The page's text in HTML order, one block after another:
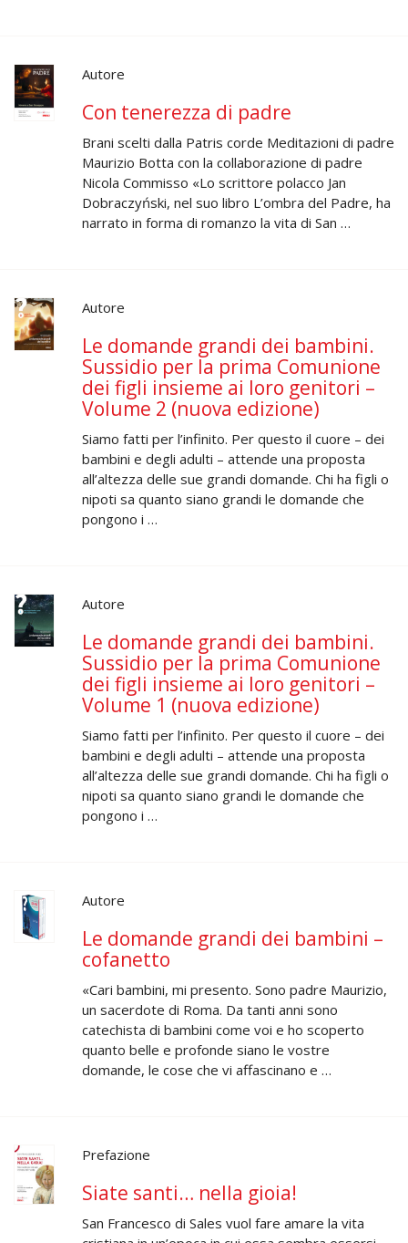
Autore
Con tenerezza di padre
Brani scelti dalla Patris corde Meditazioni di padre
Maurizio Botta con la collaborazione di padre
Nicola Commisso «Lo scrittore polacco Jan
Dobraczyński, nel suo libro L’ombra del Padre, ha
narrato in forma di romanzo la vita di San …
Autore
Le domande grandi dei bambini.
Sussidio per la prima Comunione
dei figli insieme ai loro genitori –
Volume 2 (nuova edizione)
Siamo fatti per l’infinito. Per questo il cuore – dei
bambini e degli adulti – attende una proposta
all’altezza delle sue grandi domande. Chi ha figli o
nipoti sa quanto siano grandi le domande che
pongono i …
Autore
Le domande grandi dei bambini.
Sussidio per la prima Comunione
dei figli insieme ai loro genitori –
Volume 1 (nuova edizione)
Siamo fatti per l’infinito. Per questo il cuore – dei
bambini e degli adulti – attende una proposta
all’altezza delle sue grandi domande. Chi ha figli o
nipoti sa quanto siano grandi le domande che
pongono i …
Autore
Le domande grandi dei bambini –
cofanetto
«Cari bambini, mi presento. Sono padre Maurizio,
un sacerdote di Roma. Da tanti anni sono
catechista di bambini come voi e ho scoperto
quanto belle e profonde siano le vostre
domande, le cose che vi affascinano e …
Prefazione
Siate santi… nella gioia!
San Francesco di Sales vuol fare amare la vita